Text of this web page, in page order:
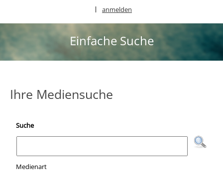
anmelden
Einfache Suche
Ihre Mediensuche
Suche
Medienart